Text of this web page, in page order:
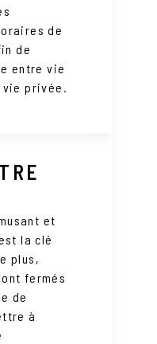
de
de
entre vie
privée.
et
la clé
plus,
fermés
de
à